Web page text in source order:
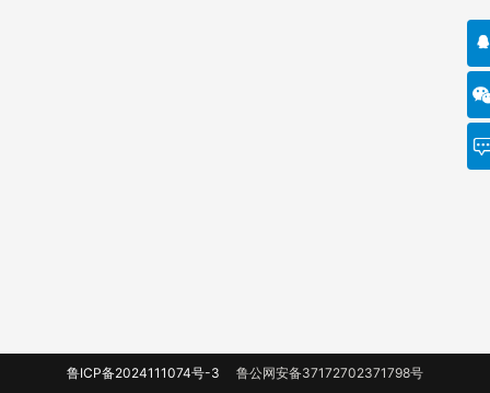
鲁ICP备2024111074号-3 鲁公网安备37172702371798号